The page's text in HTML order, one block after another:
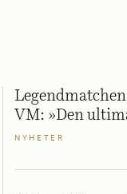
VM: »Den
NYHETER